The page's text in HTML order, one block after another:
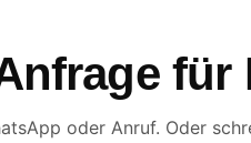
für
oder Anruf. Oder